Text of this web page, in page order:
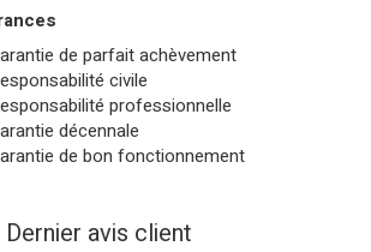
de parfait achèvement
civile
professionnelle
décennale
de bon fonctionnement
Dernier avis client